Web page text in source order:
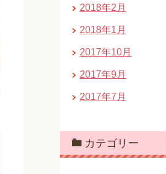
2018年2月
2018年1月
2017年10月
2017年9月
2017年7月
カテゴリー